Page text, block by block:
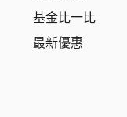
基金比一比
最新優惠